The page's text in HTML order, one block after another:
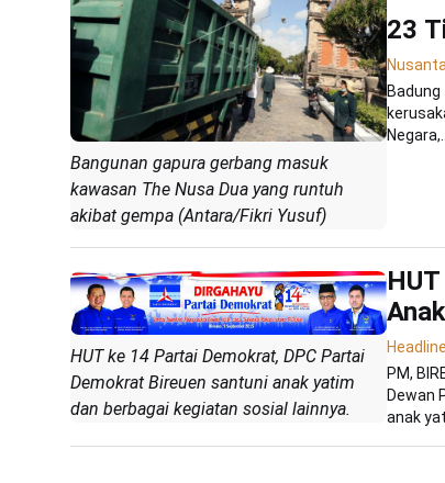
Bangunan gapura gerbang masuk
kawasan The Nusa Dua yang runtuh
akibat gempa (Antara/Fikri Yusuf)
23
Negara,...
HUT ke 14 Partai Demokrat, DPC Partai
Demokrat Bireuen santuni anak yatim
dan berbagai kegiatan sosial lainnya.
Headline
PM,
Dewan
anak